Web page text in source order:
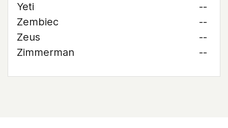
Yeti
--
Zembiec
--
Zeus
--
Zimmerman
--